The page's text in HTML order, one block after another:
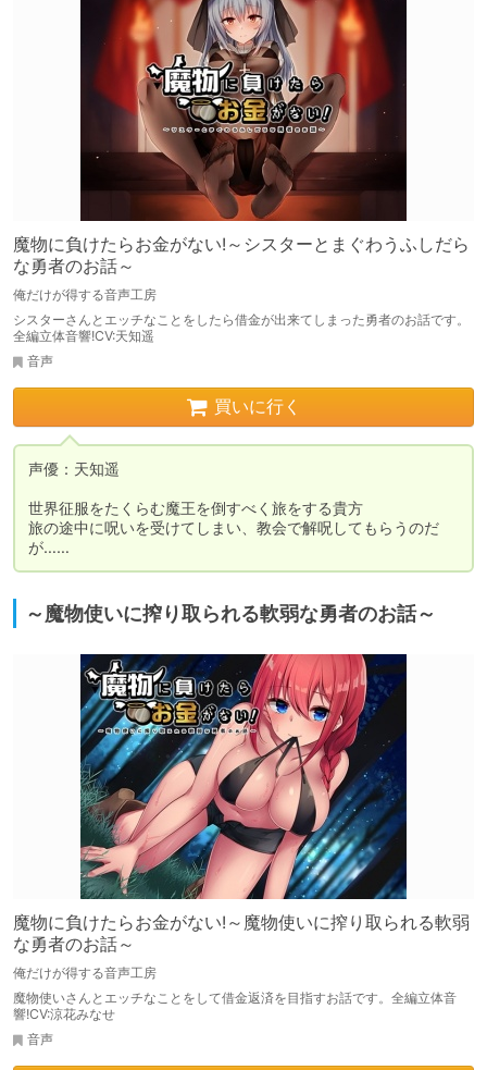
魔物に負けたらお金がない!～シスターとまぐわうふしだら
な勇者のお話～
俺だけが得する音声工房
シスターさんとエッチなことをしたら借金が出来てしまった勇者のお話です。
全編立体音響!CV:天知遥
音声
買いに行く
声優：天知遥
世界征服をたくらむ魔王を倒すべく旅をする貴方
旅の途中に呪いを受けてしまい、教会で解呪してもらうのだ
が……
～魔物使いに搾り取られる軟弱な勇者のお話～
魔物に負けたらお金がない!～魔物使いに搾り取られる軟弱
な勇者のお話～
俺だけが得する音声工房
魔物使いさんとエッチなことをして借金返済を目指すお話です。全編立体音
響!CV:涼花みなせ
音声